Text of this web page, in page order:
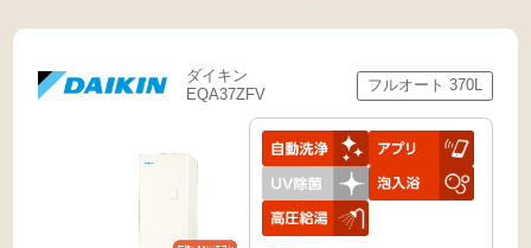
ダイキン
EQA37ZFV
フルオート 370L